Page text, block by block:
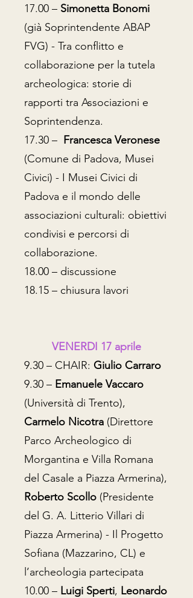
17.00 – Simonetta Bonomi
(già Soprintendente ABAP
FVG) - Tra conflitto e
collaborazione per la tutela
archeologica: storie di
rapporti tra Associazioni e
Soprintendenza.
17.30 – Francesca Veronese
(Comune di Padova, Musei
Civici) - I Musei Civici di
Padova e il mondo delle
associazioni culturali: obiettivi
condivisi e percorsi di
collaborazione.
18.00 – discussione
18.15 – chiusura lavori
VENERDI 17 aprile
9.30 – CHAIR: Giulio Carraro
9.30 – Emanuele Vaccaro
(Università di Trento),
Carmelo Nicotra (Direttore
Parco Archeologico di
Morgantina e Villa Romana
del Casale a Piazza Armerina),
Roberto Scollo (Presidente
del G. A. Litterio Villari di
Piazza Armerina) - Il Progetto
Sofiana (Mazzarino, CL) e
l’archeologia partecipata
10.00 – Luigi Sperti, Leonardo